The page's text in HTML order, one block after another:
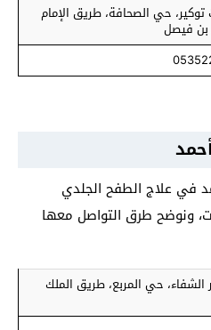
توكير، حي الصحافة، طريق الإمام
فيصل
في علاج الطفح الجلدي
ونوضح طرق التواصل معها
حي المربع، طريق الملك